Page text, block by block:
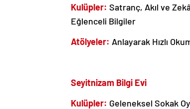
Kulüpler: Satranç, Akıl ve
Eğlenceli Bilgiler
Atölyeler: Anlayarak Hızlı
Seyitnizam Bilgi Evi
Kulüpler: Geleneksel Sokak